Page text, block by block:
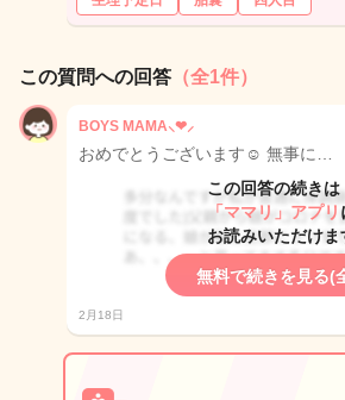
この質問への回答 （全1件）
BOYS MAMA⸜❤︎⸝‍
おめでとうございます☺️ 無事に…
この回答の続きは
「ママリ」アプリ
お読みいただけま
無料で続きを見る(
2月18日